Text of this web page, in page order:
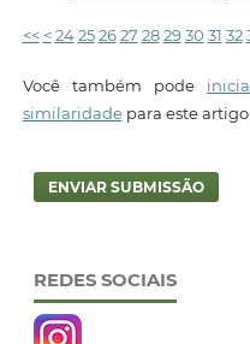
<< < 24 25 26 27 28 29 30 31 32
Você também pode
similaridadepara este artigo.
ENVIAR SUBMISSÃO
REDES SOCIAIS